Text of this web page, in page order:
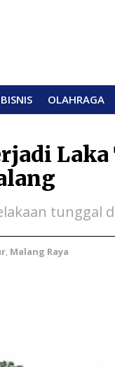
OLAHRAGA
tunggal
Malang Raya